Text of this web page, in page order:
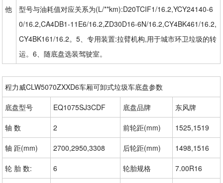
他
型号与油耗值对应关系为(L/**km):D20TCIF1/16.2,YCY24140-6
0/16.2,CA4DB1-11E6/16.2,ZD30D16-6N/16.2,CY4BK461/16.2,
CY4BK161/16.2。5、专用装置:拉臂机构,用于城市环卫垃圾的转
运。6、随底盘选装驾驶室。
程力威CLW5070ZXXD6车厢可卸式垃圾车底盘参数
底盘型号 EQ1075SJ3CDF 底盘品牌 东风牌
轴 数 2 前轮距(mm) 1525,1519
轴 距(mm) 2700,2950,3308 后轮距(mm) 1498,1516
轮 胎 数: 6 轮胎规格 7.00R16